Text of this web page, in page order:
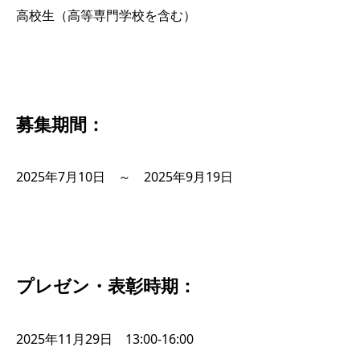
高校生（高等専門学校を含む）
募集期間：
2025年7月10日 ～ 2025年9月19日
プレゼン・表彰時期：
2025年11月29日 13:00-16:00